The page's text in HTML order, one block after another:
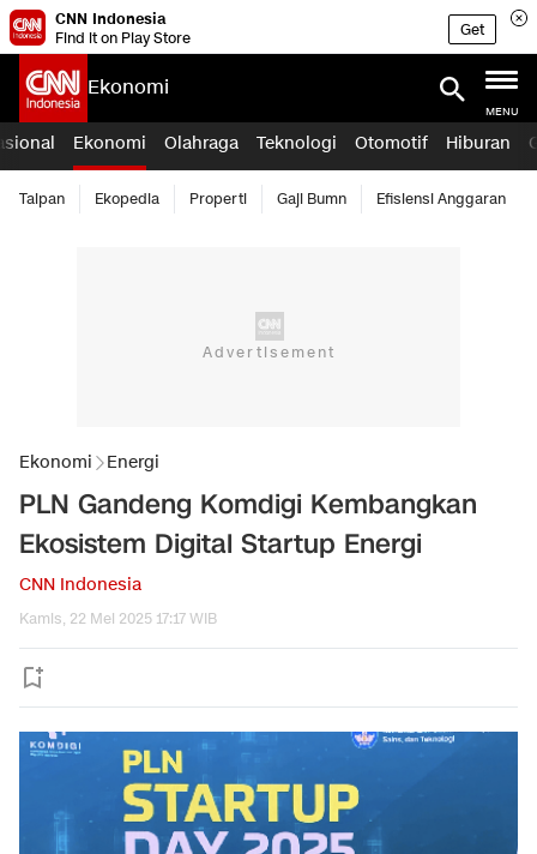
CNN Indonesia
Find it on Play Store
Get
Ekonomi
MENU
Ekonomi Olahraga Teknologi Otomotif Hiburan
Taipan Ekopedia Properti Gaji Bumn Efisiensi Anggaran
Ekonomi Energi
PLN Gandeng Komdigi Kembangkan
Ekosistem Digital Startup Energi
CNN Indonesia
Kamis, 22 Mei 2025 17:17 WIB